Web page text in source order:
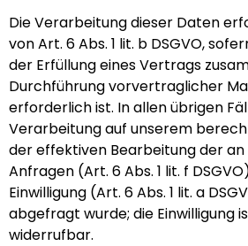
Die Verarbeitung dieser Daten
von Art. 6 Abs. 1 lit. b DSGVO,
der Erfüllung eines Vertrags
Durchführung vorvertraglicher
erforderlich ist. In allen übrigen
Verarbeitung auf unserem
der effektiven Bearbeitung der
Anfragen (Art. 6 Abs. 1 lit. f
Einwilligung (Art. 6 Abs. 1 lit. a
abgefragt wurde; die Einwilligung
widerrufbar.